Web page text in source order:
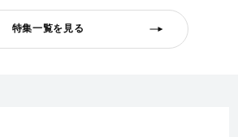
特集一覧を見る